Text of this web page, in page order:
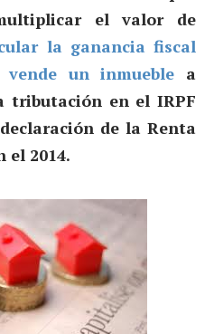
el valor de
la ganancia fiscal
un inmueble a
tributación en el IRPF
de la Renta
el 2014.